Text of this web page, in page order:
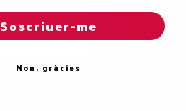
Soscriuer-me
Non, gràcies